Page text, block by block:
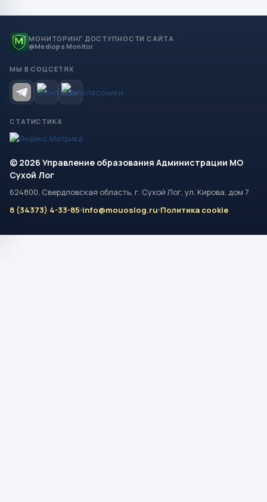
МОНИТОРИНГ ДОСТУПНОСТИ САЙТА
@Mediops Monitor
МЫ В СОЦСЕТЯХ
СТАТИСТИКА
© 2026 Управление образования Администрации МО
Сухой Лог
624800, Свердловская область, г. Сухой Лог, ул. Кирова, дом 7
8 (34373) 4-33-85 info@mouoslog.ru Политика cookie